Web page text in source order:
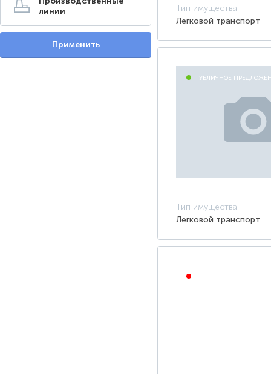
линии
Применить
Тип имущества:
Легковой транспорт
ПУБЛИЧНОЕ
Тип имущества:
Легковой транспорт